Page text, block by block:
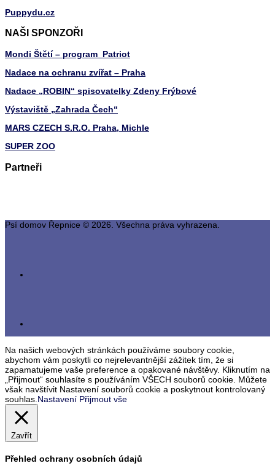
Puppydu.cz
NAŠI SPONZOŘI
Mondi Štětí – program Patriot
Nadace na ochranu zvířat – Praha
Nadace „ROBIN“ spisovatelky Zdeny Frýbové
Výstaviště „Zahrada Čech“
MARS CZECH S.R.O. Praha, Michle
SUPER ZOO
Partneři
Psí domov Řepnice © 2026. Všechna práva vyhrazena.
Na našich webových stránkách používáme soubory cookie,
abychom vám poskytli co nejrelevantnější zážitek tím, že si
zapamatujeme vaše preference a opakované návštěvy. Kliknutím na
„Přijmout“ souhlasíte s používáním VŠECH souborů cookie. Můžete
však navštívit Nastavení souborů cookie a poskytnout kontrolovaný
souhlas.Nastavení Přijmout vše
Zavřít
Přehled ochrany osobních údajů